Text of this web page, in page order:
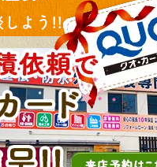
しよう!!